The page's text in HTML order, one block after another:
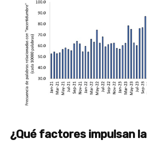
¿Qué factores impulsan la